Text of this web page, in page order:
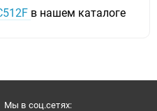
в нашем каталоге
Мы в соц.сетях: